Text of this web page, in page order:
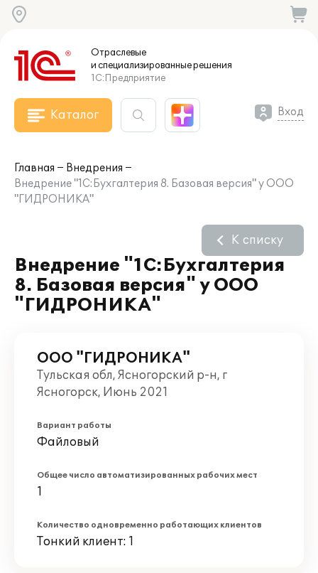
Отраслевые
и специализированныерешения
1С:Предприятие
Каталог Вход
Главная
Внедрения
Внедрение "1С:Бухгалтерия 8. Базовая версия" у ООО
"ГИДРОНИКА"
Внедрение "1С:Бухгалтерия
8. Базовая версия" у ООО
"ГИДРОНИКА"
К списку
ООО "ГИДРОНИКА"
Тульская обл, Ясногорский р-н, г
Ясногорск, Июнь 2021
Вариант работы
Файловый
Общее число автоматизированных рабочих мест
1
Количество одновременно работающих клиентов
Тонкий клиент: 1